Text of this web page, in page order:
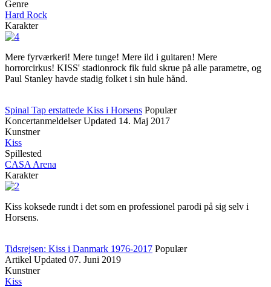
Genre
Hard Rock
Karakter
Mere fyrværkeri! Mere tunge! Mere ild i guitaren! Mere
horrorcirkus! KISS' stadionrock fik fuld skrue på alle parametre, og
Paul Stanley havde stadig folket i sin hule hånd.
Spinal Tap erstattede Kiss i Horsens Populær
Koncertanmeldelser Updated 14. Maj 2017
Kunstner
Kiss
Spillested
CASA Arena
Karakter
Kiss koksede rundt i det som en professionel parodi på sig selv i
Horsens.
Tidsrejsen: Kiss i Danmark 1976-2017 Populær
Artikel Updated 07. Juni 2019
Kunstner
Kiss